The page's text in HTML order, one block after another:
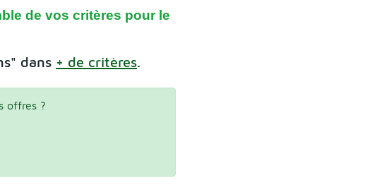
de vos critères pour le
dans + de critères.
offres ?